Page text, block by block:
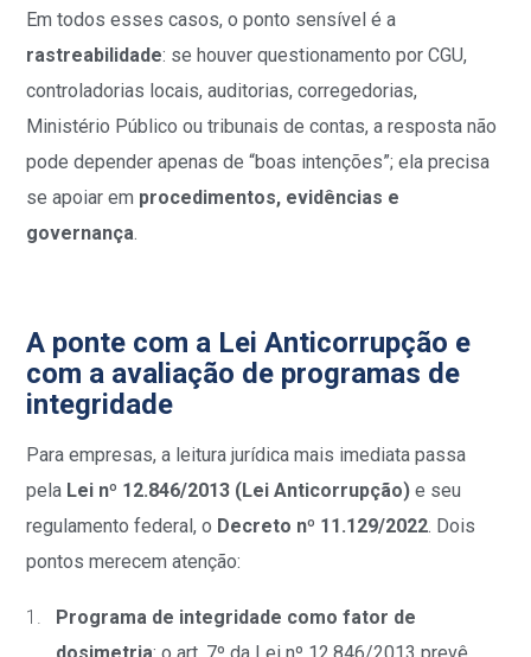
Em todos esses casos, o ponto sensível é a
rastreabilidade: se houver questionamento por CGU,
controladorias locais, auditorias, corregedorias,
Ministério Público ou tribunais de contas, a resposta não
pode depender apenas de “boas intenções”; ela precisa
se apoiar em procedimentos, evidências e
governança.
A ponte com a Lei Anticorrupção e
com a avaliação de programas de
integridade
Para empresas, a leitura jurídica mais imediata passa
pela Lei nº 12.846/2013 (Lei Anticorrupção) e seu
regulamento federal, o Decreto nº 11.129/2022. Dois
pontos merecem atenção:
Programa de integridade como fator de